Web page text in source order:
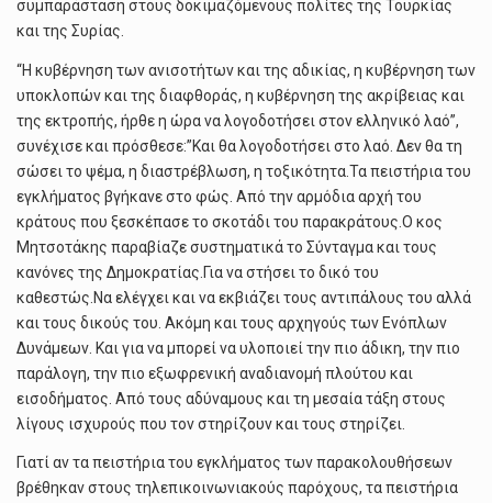
συμπαράσταση στους δοκιμαζόμενους πολίτες της Τουρκίας
και της Συρίας.
“Η κυβέρνηση των ανισοτήτων και της αδικίας, η κυβέρνηση των
υποκλοπών και της διαφθοράς, η κυβέρνηση της ακρίβειας και
της εκτροπής, ήρθε η ώρα να λογοδοτήσει στον ελληνικό λαό”,
συνέχισε και πρόσθεσε:”Και θα λογοδοτήσει στο λαό. Δεν θα τη
σώσει το ψέμα, η διαστρέβλωση, η τοξικότητα.Τα πειστήρια του
εγκλήματος βγήκανε στο φώς. Από την αρμόδια αρχή του
κράτους που ξεσκέπασε το σκοτάδι του παρακράτους.Ο κος
Μητσοτάκης παραβίαζε συστηματικά το Σύνταγμα και τους
κανόνες της Δημοκρατίας.Για να στήσει το δικό του
καθεστώς.Να ελέγχει και να εκβιάζει τους αντιπάλους του αλλά
και τους δικούς του. Ακόμη και τους αρχηγούς των Ενόπλων
Δυνάμεων. Και για να μπορεί να υλοποιεί την πιο άδικη, την πιο
παράλογη, την πιο εξωφρενική αναδιανομή πλούτου και
εισοδήματος. Από τους αδύναμους και τη μεσαία τάξη στους
λίγους ισχυρούς που τον στηρίζουν και τους στηρίζει.
Γιατί αν τα πειστήρια του εγκλήματος των παρακολουθήσεων
βρέθηκαν στους τηλεπικοινωνιακούς παρόχους, τα πειστήρια